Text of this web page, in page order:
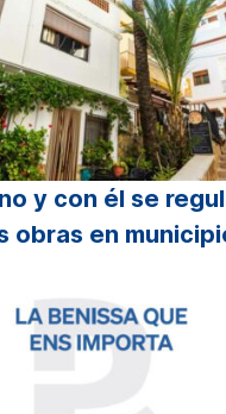
y con él se
obras en